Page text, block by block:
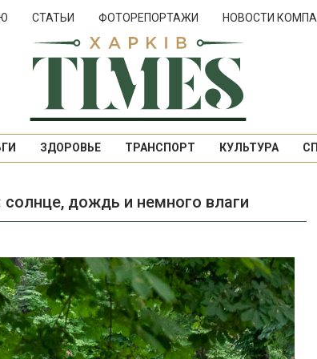
СТАТЬИ ФОТОРЕПОРТАЖИ НОВОСТИ
ЗДОРОВЬЕ ТРАНСПОРТ КУЛЬТУРА
дождь и немного влаги